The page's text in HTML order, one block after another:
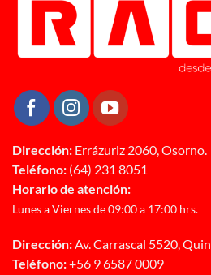
Dirección: Errázuriz 2060, Osorno.
Teléfono: (64) 231 8051
Horario de atención:
Lunes a Viernes de 09:00 a 17:00 hrs.
Dirección:Av. Carrascal 5520,
Teléfono:+56 9 6587 0009